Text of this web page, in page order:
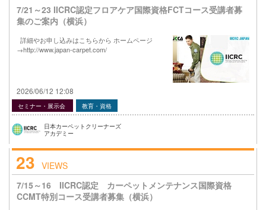
7/21～23 IICRC認定フロアケア国際資格FCTコース受講者募
集のご案内（横浜）
詳細やお申し込みはこちらから ホームページ
→http://www.japan-carpet.com/
2026/06/12 12:08
セミナー・展示会 教育・資格
日本カーペットクリーナーズ
アカデミー
23 VIEWS
7/15～16 IICRC認定 カーペットメンテナンス国際資格
CCMT特別コース受講者募集（横浜）